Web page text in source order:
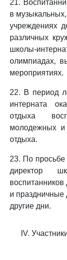
21.
в
учреждениях
различных
школы-
олимпиадах,
мероприятиях.
22. В период
интерната
отдыха
молодежных и
отдыха.
23. По просьбе
директор
и праздничные
другие дни.
IV.